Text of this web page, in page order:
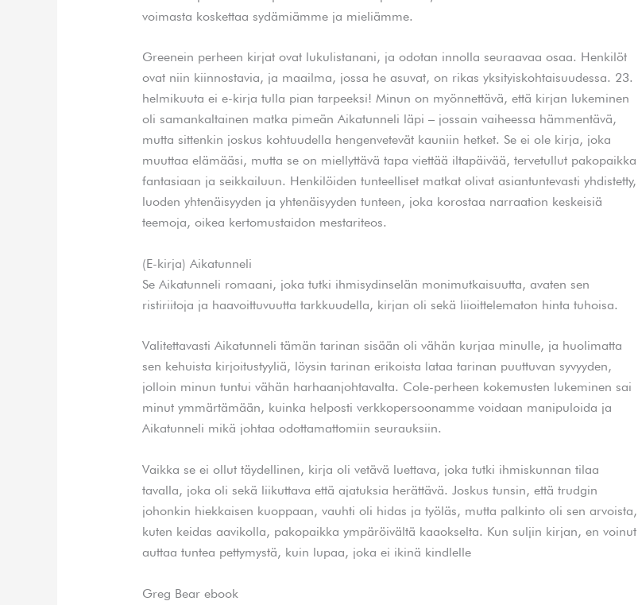
voimasta koskettaa sydämiämme ja mieliämme.
Greenein perheen kirjat ovat lukulistanani, ja odotan innolla seuraavaa osaa. Henkilöt
ovat niin kiinnostavia, ja maailma, jossa he asuvat, on rikas yksityiskohtaisuudessa. 23.
helmikuuta ei e-kirja tulla pian tarpeeksi! Minun on myönnettävä, että kirjan lukeminen
oli samankaltainen matka pimeän Aikatunneli läpi – jossain vaiheessa hämmentävä,
mutta sittenkin joskus kohtuudella hengenvetevät kauniin hetket. Se ei ole kirja, joka
muuttaa elämääsi, mutta se on miellyttävä tapa viettää iltapäivää, tervetullut pakopaikka
fantasiaan ja seikkailuun. Henkilöiden tunteelliset matkat olivat asiantuntevasti yhdistetty,
luoden yhtenäisyyden ja yhtenäisyyden tunteen, joka korostaa narraation keskeisiä
teemoja, oikea kertomustaidon mestariteos.
(E-kirja) Aikatunneli
Se Aikatunneli romaani, joka tutki ihmisydinselän monimutkaisuutta, avaten sen
ristiriitoja ja haavoittuvuutta tarkkuudella, kirjan oli sekä liioittelematon hinta tuhoisa.
Valitettavasti Aikatunneli tämän tarinan sisään oli vähän kurjaa minulle, ja huolimatta
sen kehuista kirjoitustyyliä, löysin tarinan erikoista lataa tarinan puuttuvan syvyyden,
jolloin minun tuntui vähän harhaanjohtavalta. Cole-perheen kokemusten lukeminen sai
minut ymmärtämään, kuinka helposti verkkopersoonamme voidaan manipuloida ja
Aikatunneli mikä johtaa odottamattomiin seurauksiin.
Vaikka se ei ollut täydellinen, kirja oli vetävä luettava, joka tutki ihmiskunnan tilaa
tavalla, joka oli sekä liikuttava että ajatuksia herättävä. Joskus tunsin, että trudgin
johonkin hiekkaisen kuoppaan, vauhti oli hidas ja työläs, mutta palkinto oli sen arvoista,
kuten keidas aavikolla, pakopaikka ympäröivältä kaaokselta. Kun suljin kirjan, en voinut
auttaa tuntea pettymystä, kuin lupaa, joka ei ikinä kindlelle
Greg Bear ebook